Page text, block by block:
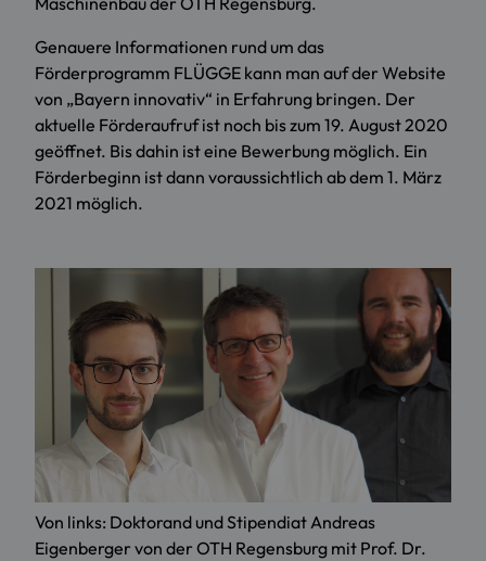
Genauere Informationen rund um das
Förderprogramm FLÜGGE kann man auf der Website
von „Bayern innovativ“ in Erfahrung bringen. Der
aktuelle Förderaufruf ist noch bis zum 19. August 2020
geöffnet. Bis dahin ist eine Bewerbung möglich. Ein
Förderbeginn ist dann voraussichtlich ab dem 1. März
2021 möglich.
Von links: Doktorand und Stipendiat Andreas
Eigenberger von der OTH Regensburg mit Prof. Dr.